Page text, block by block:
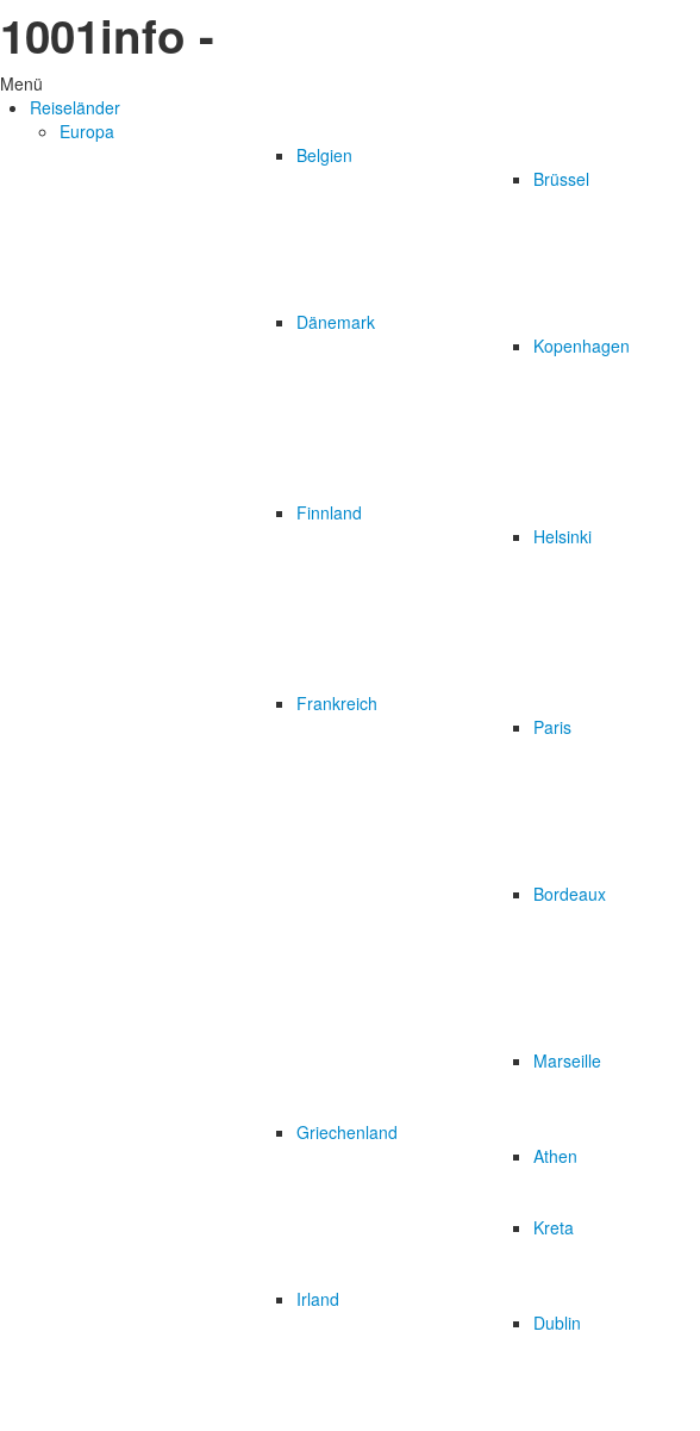
1001info -
Menü
Reiseländer
Europa
Belgien
Brüssel
Dänemark
Kopenhagen
Finnland
Helsinki
Frankreich
Paris
Bordeaux
Marseille
Griechenland
Athen
Kreta
Irland
Dublin